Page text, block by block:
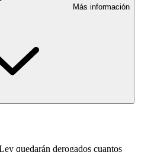
Más información
quedarán derogados cuantos